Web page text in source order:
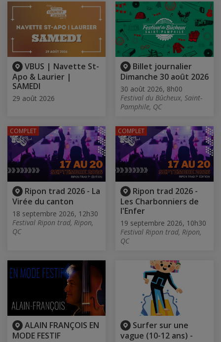
VBUS | Navette St-
Apo & Laurier |
SAMEDI
29 août 2026
Billet journalier
Dimanche 30 août 2026
30 août 2026, 8h00
Festival du Bûcheux, Saint-
Pamphile, QC
Ripon trad 2026 - La
Virée du canton
18 septembre 2026, 12h30
Festival Ripon trad, Ripon,
QC
COMPLET
Ripon trad 2026 -
Les Charbonniers de
l'Enfer
19 septembre 2026, 10h30
Festival Ripon trad, Ripon,
QC
COMPLET
ALAIN FRANÇOIS EN
MODE FESTIF
Surfer sur une
vague (10-12 ans) -